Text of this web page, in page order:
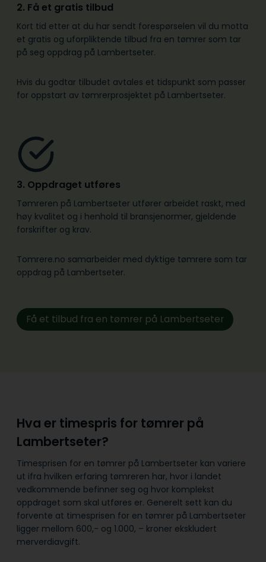
2. Få et gratis tilbud
Kort tid etter at du har sendt forespørselen vil du motta
et gratis og uforpliktende tilbud fra en tømrer som tar
på seg oppdrag på Lambertseter.
Hvis du godtar tilbudet avtales et tidspunkt som passer
for oppstart av tømrerprosjektet på Lambertseter.
3. Oppdraget utføres
Tømreren på Lambertseter utfører arbeidet raskt, med
høy kvalitet og i henhold til bransje­normer, gjeldende
forskrifter og krav.
Tomrere.no samarbeider med dyktige tømrere som tar
oppdrag på Lambertseter.
Få et tilbud fra en tømrer på Lambertseter
Hva er timespris for tømrer på
Lambertseter?
Timesprisen for en tømrer på Lambertseter kan variere
ut ifra hvilken erfaring tømreren har, hvor i landet
vedkommende befinner seg og hvor komplekst
oppdraget som skal utføres er. Generelt sett kan du
forvente at timesprisen for en tømrer på Lambertseter
ligger mellom 600,- og 1.000, – kroner ekskludert
merverdiavgift.